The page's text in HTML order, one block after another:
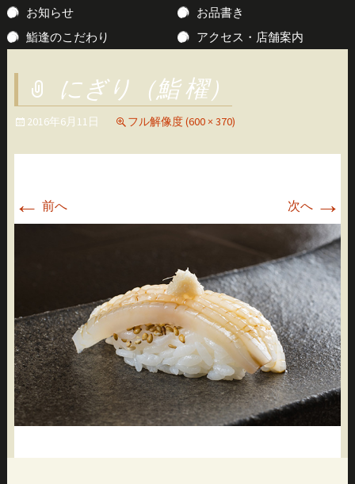
コ
ン
テ
へ
移
お知らせ
お品書き
鮨逢のこだわり
アクセス・店舗案内
にぎり（鮨 櫂）
2016年6月11日 フル解像度 (600 × 370)
← 前へ 次へ →